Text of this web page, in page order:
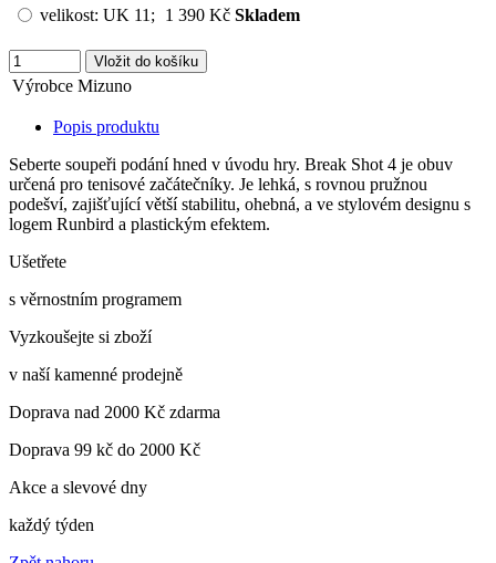
velikost: UK 11 ; 1 390 Kč Skladem
Výrobce Mizuno
Popis produktu
Seberte soupeři podání hned v úvodu hry. Break Shot 4 je obuv
určená pro tenisové začátečníky. Je lehká, s rovnou pružnou
podešví, zajišťující větší stabilitu, ohebná, a ve stylovém designu s
logem Runbird a plastickým efektem.
Ušetřete
s věrnostním programem
Vyzkoušejte si zboží
v naší kamenné prodejně
Doprava nad 2000 Kč zdarma
Doprava 99 kč do 2000 Kč
Akce a slevové dny
každý týden